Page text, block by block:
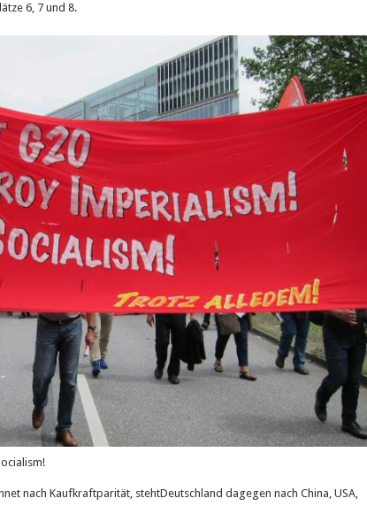
6, 7 und 8.
nach Kaufkraftparität, stehtDeutschland dagegen nach China, USA,